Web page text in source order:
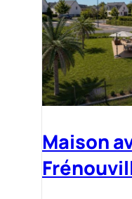
Maison